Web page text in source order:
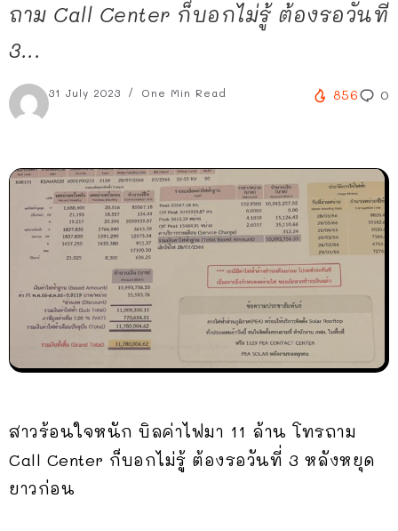
ถาม Call Center ก็บอกไม่รู้ ต้องรอวันที่
3...
31 July 2023 One Min Read 856 0
สาวร้อนใจหนัก บิลค่าไฟมา 11 ล้าน โทรถาม
Call Center ก็บอกไม่รู้ ต้องรอวันที่ 3 หลังหยุด
ยาวก่อน